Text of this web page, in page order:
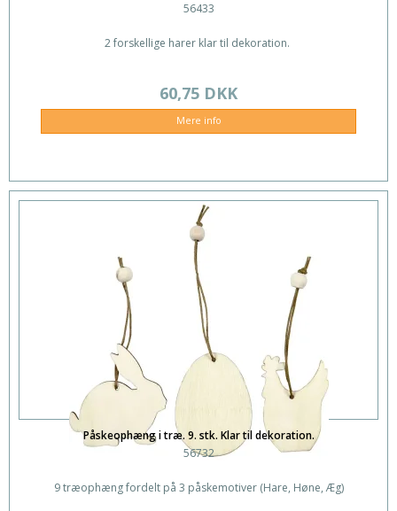
56433
2 forskellige harer klar til dekoration.
60,75 DKK
Mere info
Påskeophæng i træ. 9. stk. Klar til dekoration.
56732
9 træophæng fordelt på 3 påskemotiver (Hare, Høne, Æg)